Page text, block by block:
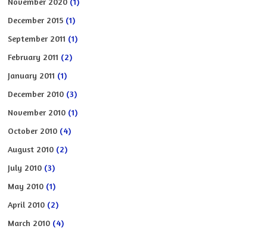
December 2015 (1)
September 2011 (1)
February 2011 (2)
January 2011 (1)
December 2010 (3)
November 2010 (1)
October 2010 (4)
August 2010 (2)
July 2010 (3)
May 2010 (1)
April 2010 (2)
March 2010 (4)